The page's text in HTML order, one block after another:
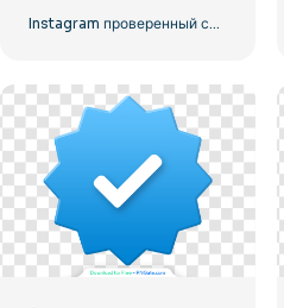
Instagram проверенный символ галочки